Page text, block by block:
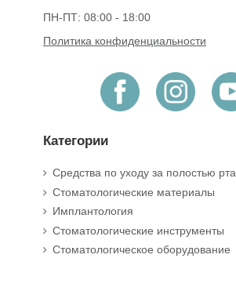
ПН-ПТ: 08:00 - 18:00
Политика конфиденциальности
Категории
Средства по уходу за полостью рта
Стоматологические материалы
Имплантология
Стоматологические инструменты
Стоматологическое оборудование